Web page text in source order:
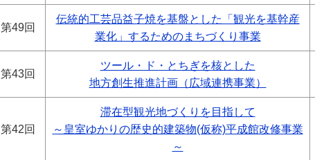
第49回
伝統的工芸品益子焼を基盤とした「観光を基幹産
業化」するためのまちづくり事業
第43回
ツール・ド・とちぎを核とした
地方創生推進計画（広域連携事業）
第42回
滞在型観光地づくりを目指して
～皇室ゆかりの歴史的建築物(仮称)平成館改修事業
～